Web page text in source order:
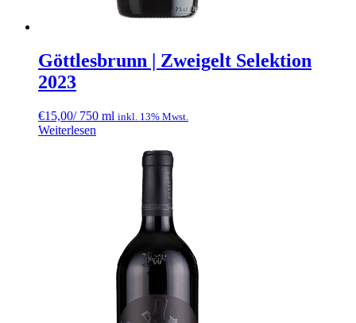
Göttlesbrunn | Zweigelt Selektion
2023
€15,00/ 750 ml inkl. 13% Mwst.
Weiterlesen